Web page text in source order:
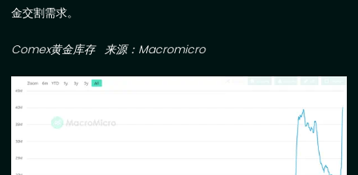
金交割需求。
Comex黄金库存 来源： Macromicro